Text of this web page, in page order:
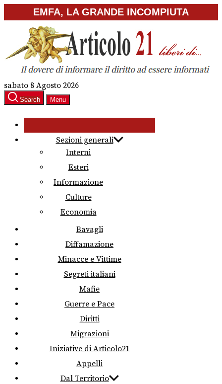
to
content
EMFA, LA GRANDE INCOMPIUTA
sabato 8 Agosto 2026
Search Menu
Sezioni generali
Interni
Esteri
Informazione
Culture
Economia
Bavagli
Diffamazione
Minacce e Vittime
Segreti italiani
Mafie
Guerre e Pace
Diritti
Migrazioni
Iniziative di Articolo21
Appelli
Dal Territorio